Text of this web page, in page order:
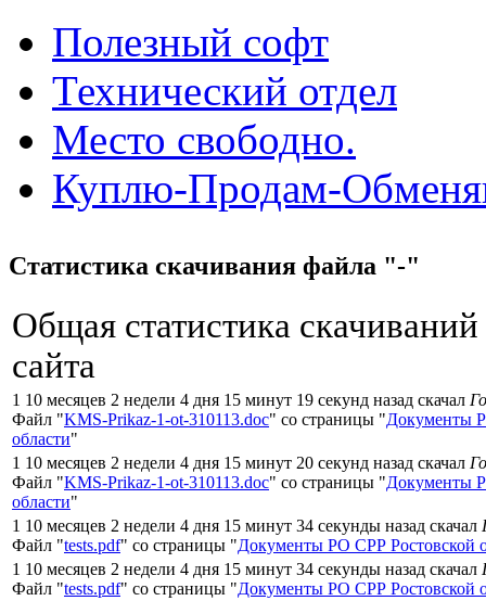
Полезный софт
Технический отдел
Место свободно.
Куплю-Продам-
Статистика скачивания файла "-"
Общая статистика
сайта
1 10 месяцев 2 недели 4 дня 15 минут 19 секунд назад скачал
Файл "KMS-Prikaz-1-ot-310113.doc" со страницы "Документы
области"
1 10 месяцев 2 недели 4 дня 15 минут 20 секунд назад скачал
Файл "KMS-Prikaz-1-ot-310113.doc" со страницы "Документы
области"
1 10 месяцев 2 недели 4 дня 15 минут 34 секунды назад скачал
Файл "tests.pdf" со страницы "Документы РО СРР Ростовской
1 10 месяцев 2 недели 4 дня 15 минут 34 секунды назад скачал
Файл "tests.pdf" со страницы "Документы РО СРР Ростовской